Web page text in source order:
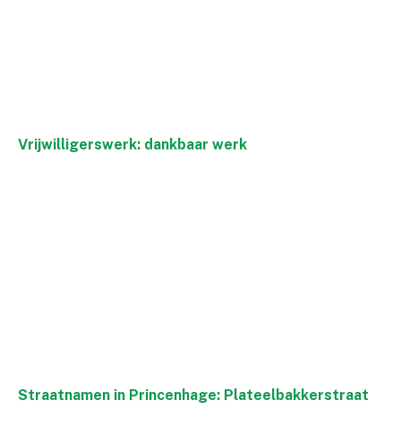
Vrijwilligerswerk: dankbaar werk
Straatnamen in Princenhage: Plateelbakkerstraat